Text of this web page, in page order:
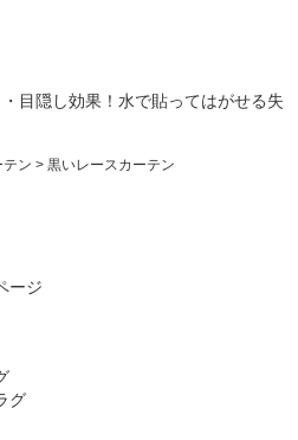
目隠し効果！水で貼ってはがせる失
テン > 黒いレースカーテン
ージ
グ